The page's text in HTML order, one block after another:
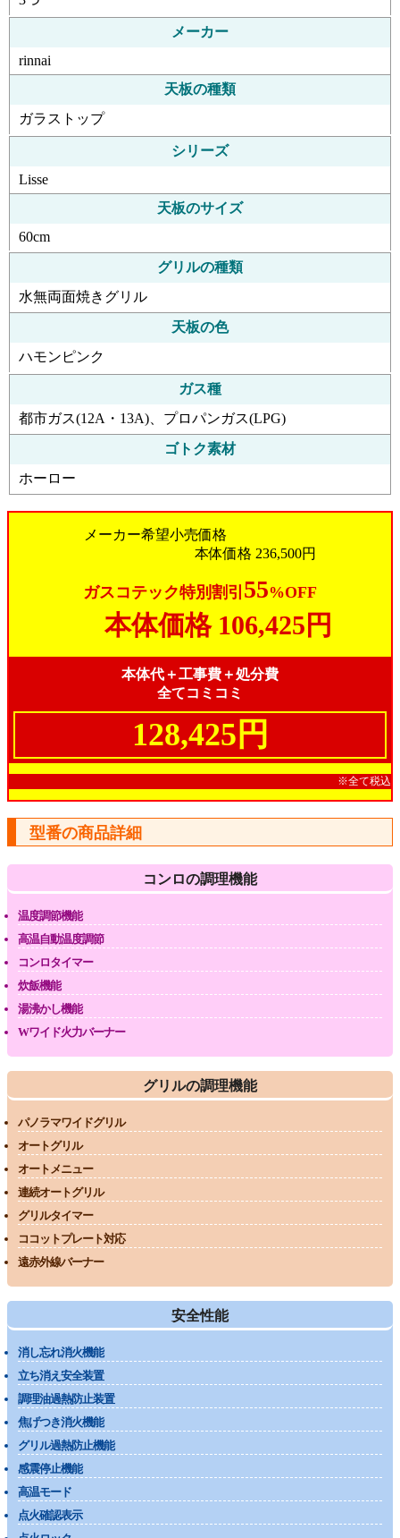
メーカー
rinnai
天板の種類
ガラストップ
シリーズ
Lisse
天板のサイズ
60cm
グリルの種類
水無両面焼きグリル
天板の色
ハモンピンク
ガス種
都市ガス(12A・13A)、プロパンガス(LPG)
ゴトク素材
ホーロー
メーカー希望小売価格
本体価格 236,500円
ガスコテック特別割引 55%OFF
本体価格 106,425円
本体代＋工事費＋処分費
全てコミコミ
128,425円
※全て税込
型番の商品詳細
コンロの調理機能
温度調節機能
高温自動温度調節
コンロタイマー
炊飯機能
湯沸かし機能
Wワイド火力バーナー
グリルの調理機能
パノラマワイドグリル
オートグリル
オートメニュー
連続オートグリル
グリルタイマー
ココットプレート対応
遠赤外線バーナー
安全性能
消し忘れ消火機能
立ち消え安全装置
調理油過熱防止装置
焦げつき消火機能
グリル過熱防止機能
感震停止機能
高温モード
点火確認表示